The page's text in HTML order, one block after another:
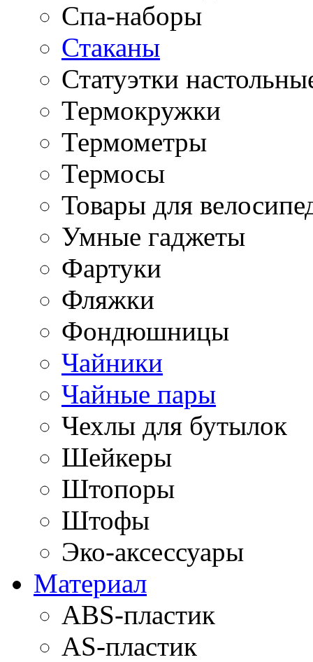
Спа-наборы
Стаканы
Статуэтки
Термокружки
Термометры
Термосы
Товары для
Умные гаджеты
Фартуки
Фляжки
Фондюшницы
Чайники
Чайные пары
Чехлы для бутылок
Шейкеры
Штопоры
Штофы
Эко-аксессуары
Материал
ABS-пластик
AS-пластик